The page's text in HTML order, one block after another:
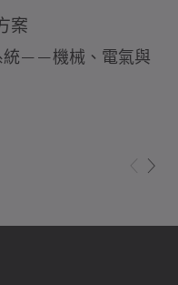
案
統——機械、電氣與